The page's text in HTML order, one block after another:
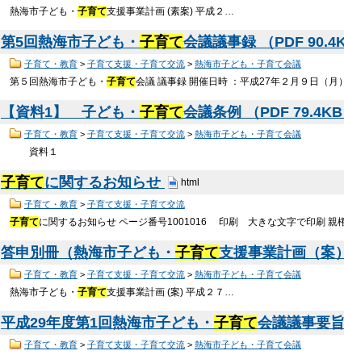
熱海市子ども・子育て支援事業計画 (素案) 平成２…
第5回熱海市子ども・ 子育て会議議事録 （PDF
子育て・教育> 子育て支援・子育て交流> 熱海市子ども・子育て会議
第５回熱海市子ども・子育て会議 議事録 開催日時 ：平成27年２月９日（
【資料1】 子ども・ 子育て会議条例 （PDF 79.4KB
子育て・教育> 子育て支援・子育て交流> 熱海市子ども・子育て会議
資料１
子育てに関するお知らせ html
子育て・教育> 子育て支援・子育て交流
子育てに関するお知らせ ページ番号1001016 印刷 大きな文字で印刷 親
答申別冊（熱海市子ども・ 子育て支援事業計画（案
子育て・教育> 子育て支援・子育て交流> 熱海市子ども・子育て会議
熱海市子ども・子育て支援事業計画 (案) 平成２７…
平成29年度第1回熱海市子ども・ 子育て会議議事要
子育て・教育> 子育て支援・子育て交流> 熱海市子ども・子育て会議